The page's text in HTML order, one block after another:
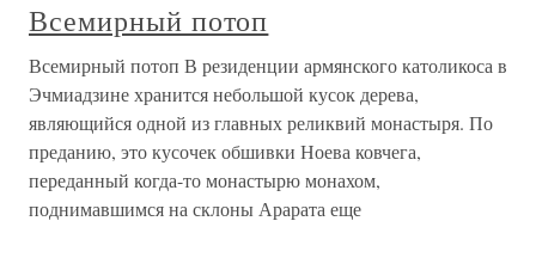
Всемирный потоп
Всемирный потоп В резиденции армянского католикоса в
Эчмиадзине хранится небольшой кусок дерева,
являющийся одной из главных реликвий монастыря. По
преданию, это кусочек обшивки Ноева ковчега,
переданный когда-то монастырю монахом,
поднимавшимся на склоны Арарата еще